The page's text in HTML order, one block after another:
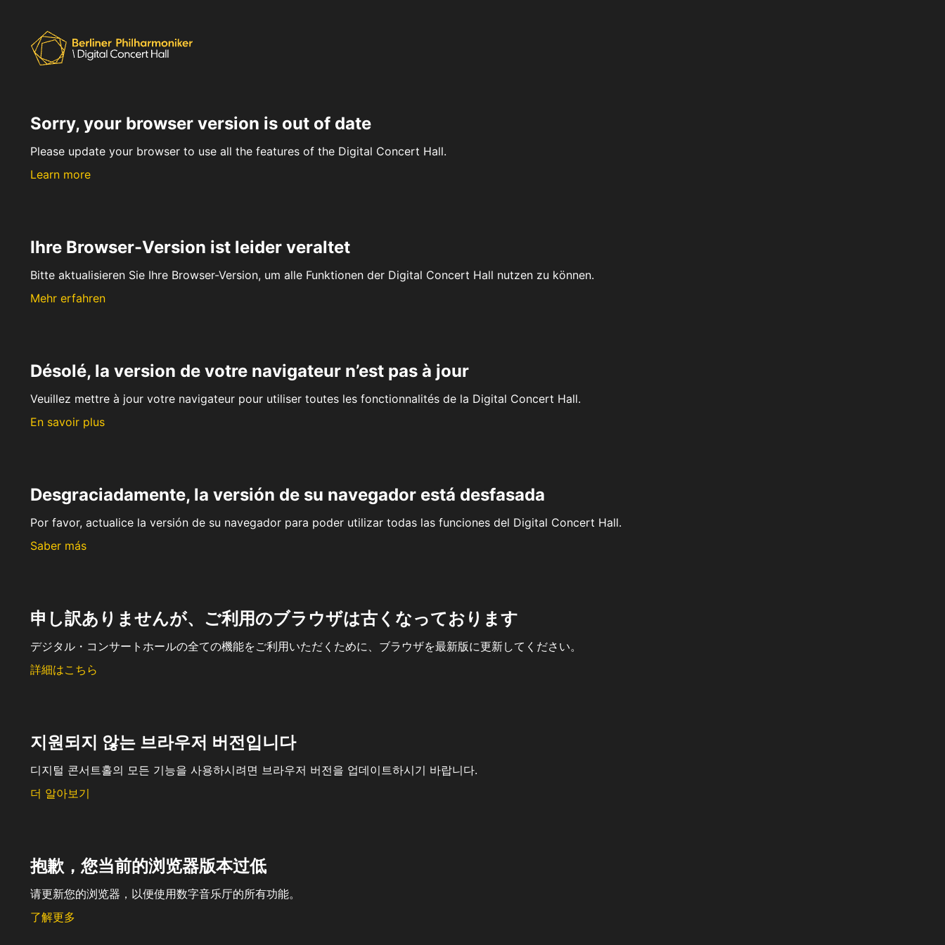
Sorry, your browser version is out of date
Please update your browser to use all the features of the Digital Concert Hall.
Learn more
Ihre Browser-Version ist leider veraltet
Bitte aktualisieren Sie Ihre Browser-Version, um alle Funktionen der Digital Concert Hall nutzen zu können.
Mehr erfahren
Désolé, la version de votre navigateur n’est pas à jour
Veuillez mettre à jour votre navigateur pour utiliser toutes les fonctionnalités de la Digital Concert Hall.
En savoir plus
Desgraciadamente, la versión de su navegador está desfasada
Por favor, actualice la versión de su navegador para poder utilizar todas las funciones del Digital Concert Hall.
Saber más
申し訳ありませんが、ご利用のブラウザは古くなっております
デジタル・コンサートホールの全ての機能をご利用いただくために、ブラウザを最新版に更新してください。
詳細はこちら
지원되지 않는 브라우저 버전입니다
디지털 콘서트홀의 모든 기능을 사용하시려면 브라우저 버전을 업데이트하시기 바랍니다.
더 알아보기
抱歉，您当前的浏览器版本过低
请更新您的浏览器，以便使用数字音乐厅的所有功能。
了解更多